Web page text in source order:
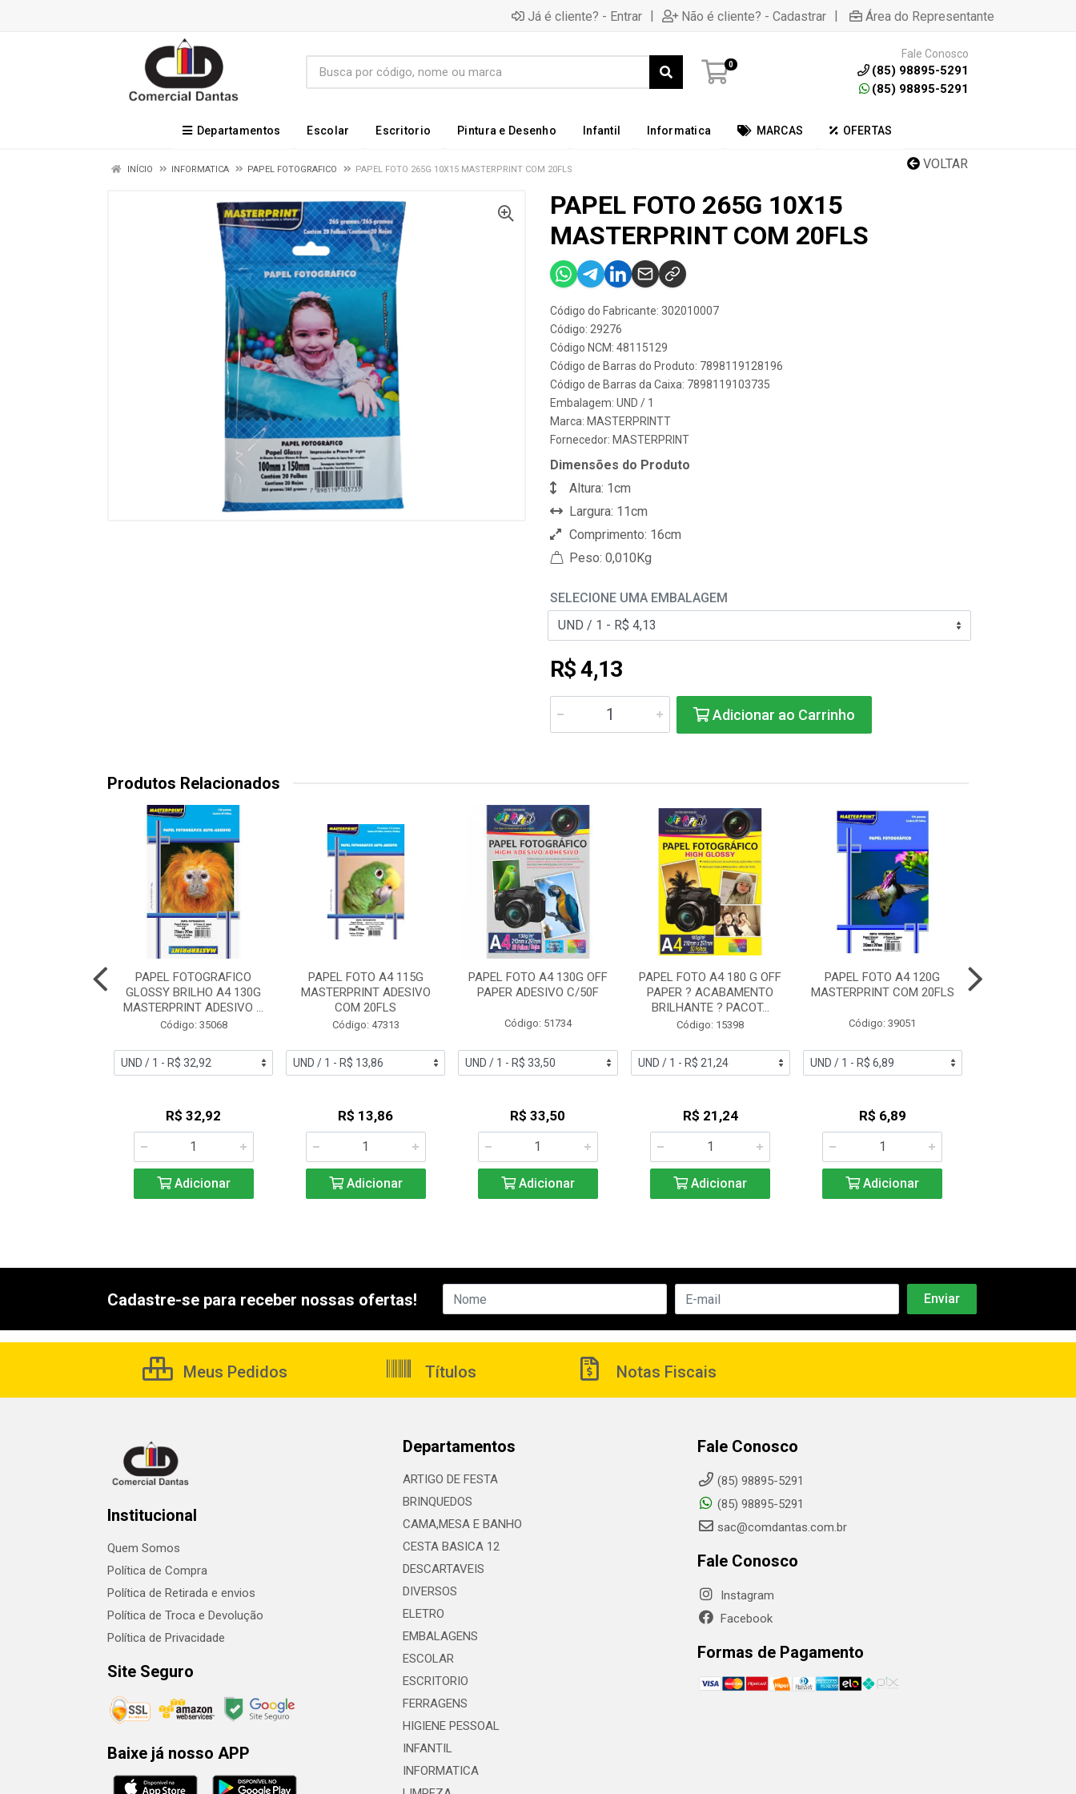
Já é cliente? - Entrar | Não é cliente? - Cadastrar | Área do Representante
0
Fale Conosco
(85) 98895-5291
(85) 98895-5291
Departamentos Escolar Escritorio Pintura e Desenho Infantil Informatica MARCAS OFERTAS
VOLTAR
INÍCIO INFORMATICA PAPEL FOTOGRAFICO PAPEL FOTO 265G 10X15 MASTERPRINT COM 20FLS
PAPEL FOTO 265G 10X15
MASTERPRINT COM 20FLS
Código do Fabricante: 302010007
Código: 29276
Código NCM: 48115129
Código de Barras do Produto: 7898119128196
Código de Barras da Caixa: 7898119103735
Embalagem: UND / 1
Marca: MASTERPRINTT
Fornecedor: MASTERPRINT
Dimensões do Produto
Altura: 1cm
Largura: 11cm
Comprimento: 16cm
Peso: 0,010Kg
SELECIONE UMA EMBALAGEM
R$ 4,13
Adicionar ao Carrinho
Produtos Relacionados
PAPEL FOTOGRAFICO
GLOSSY BRILHO A4 130G
MASTERPRINT ADESIVO ...
Código: 35068
R$ 32,92
Adicionar
PAPEL FOTO A4 115G
MASTERPRINT ADESIVO
COM 20FLS
Código: 47313
R$ 13,86
Adicionar
PAPEL FOTO A4 130G OFF
PAPER ADESIVO C/50F
Código: 51734
R$ 33,50
Adicionar
PAPEL FOTO A4 180 G OFF
PAPER ? ACABAMENTO
BRILHANTE ? PACOT...
Código: 15398
R$ 21,24
Adicionar
PAPEL FOTO A4 120G
MASTERPRINT COM 20FLS
Código: 39051
R$ 6,89
Adicionar
Cadastre-se para receber nossas ofertas!
Meus Pedidos Títulos Notas Fiscais
Institucional
Quem Somos
Política de Compra
Política de Retirada e envios
Política de Troca e Devolução
Política de Privacidade
Site Seguro
Baixe já nosso APP
Departamentos
ARTIGO DE FESTA
BRINQUEDOS
CAMA,MESA E BANHO
CESTA BASICA 12
DESCARTAVEIS
DIVERSOS
ELETRO
EMBALAGENS
ESCOLAR
ESCRITORIO
FERRAGENS
HIGIENE PESSOAL
INFANTIL
INFORMATICA
Fale Conosco
(85) 98895-5291
(85) 98895-5291
sac@comdantas.com.br
Fale Conosco
Instagram
Facebook
Formas de Pagamento